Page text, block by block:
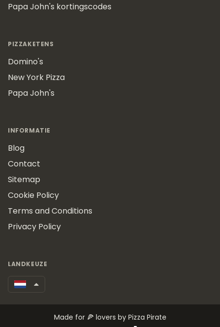
Papa John's kortingscodes
PIZZAKETENS
Domino's
New York Pizza
Papa John's
INFORMATIE
Blog
Contact
Sitemap
Cookie Policy
Terms and Conditions
Privacy Policy
LANDKEUZE
Made for 🍕 lovers by Pizza Pirate